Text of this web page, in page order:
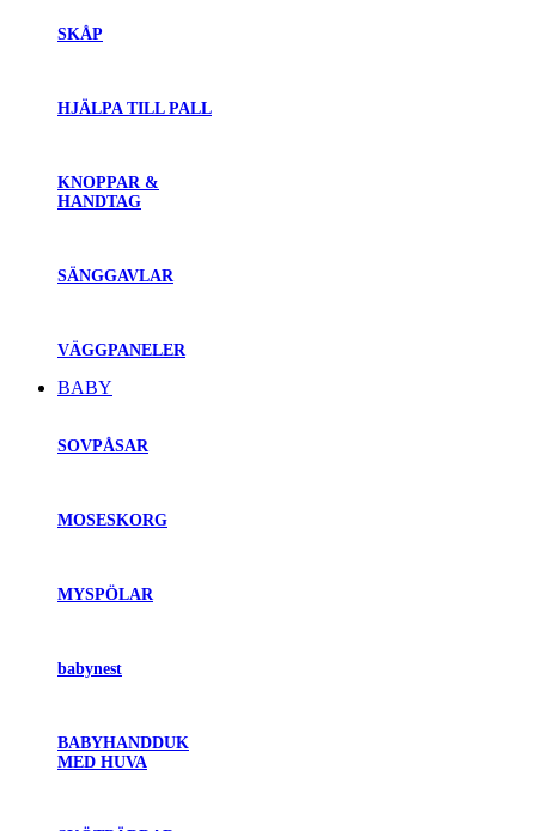
SKÅP
HJÄLPA TILL PALL
KNOPPAR &
HANDTAG
SÄNGGAVLAR
VÄGGPANELER
BABY
SOVPÅSAR
MOSESKORG
MYSPÖLAR
babynest
BABYHANDDUK
MED HUVA